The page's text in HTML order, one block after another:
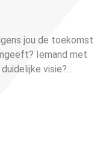
jou de toekomst
Iemand met
visie?